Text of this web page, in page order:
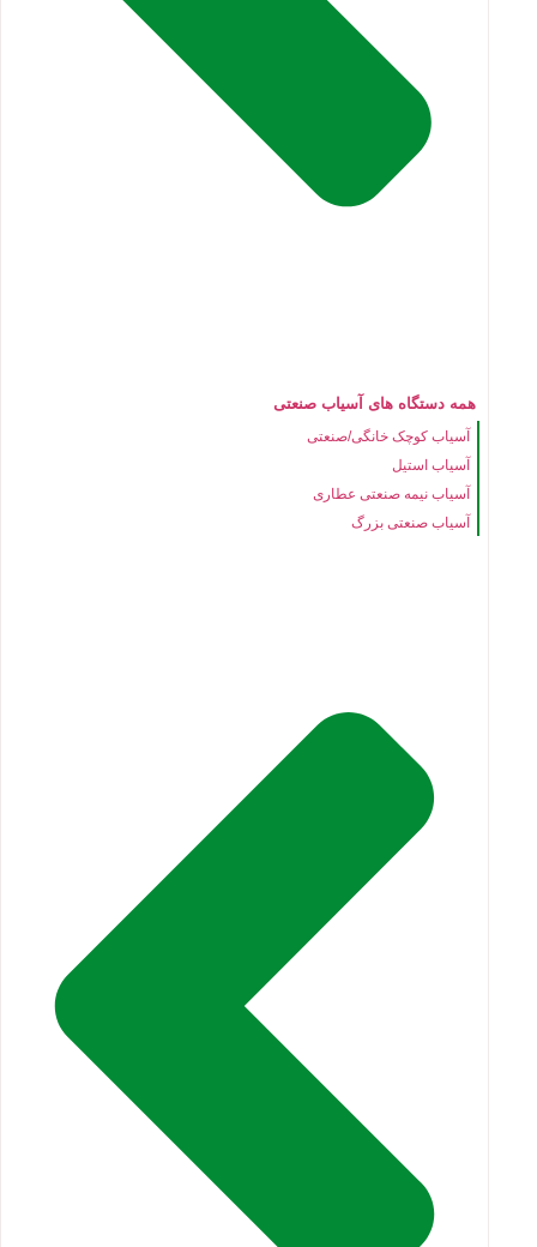
همه دستگاه های آسیاب صنعتی
آسیاب کوچک خانگی/صنعتی
آسیاب استیل
آسیاب نیمه صنعتی عطاری
آسیاب صنعتی بزرگ